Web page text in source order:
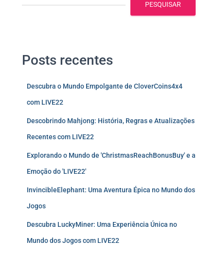
PESQUISAR
Posts recentes
Descubra o Mundo Empolgante de CloverCoins4x4
com LIVE22
Descobrindo Mahjong: História, Regras e Atualizações
Recentes com LIVE22
Explorando o Mundo de 'ChristmasReachBonusBuy' e a
Emoção do 'LIVE22'
InvincibleElephant: Uma Aventura Épica no Mundo dos
Jogos
Descubra LuckyMiner: Uma Experiência Única no
Mundo dos Jogos com LIVE22